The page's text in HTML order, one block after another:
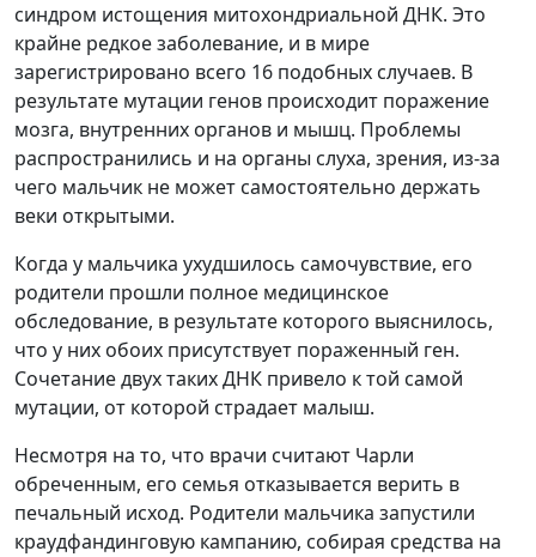
синдром истощения митохондриальной ДНК. Это
крайне редкое заболевание, и в мире
зарегистрировано всего 16 подобных случаев. В
результате мутации генов происходит поражение
мозга, внутренних органов и мышц. Проблемы
распространились и на органы слуха, зрения, из-за
чего мальчик не может самостоятельно держать
веки открытыми.
Когда у мальчика ухудшилось самочувствие, его
родители прошли полное медицинское
обследование, в результате которого выяснилось,
что у них обоих присутствует пораженный ген.
Сочетание двух таких ДНК привело к той самой
мутации, от которой страдает малыш.
Несмотря на то, что врачи считают Чарли
обреченным, его семья отказывается верить в
печальный исход. Родители мальчика запустили
краудфандинговую кампанию, собирая средства на